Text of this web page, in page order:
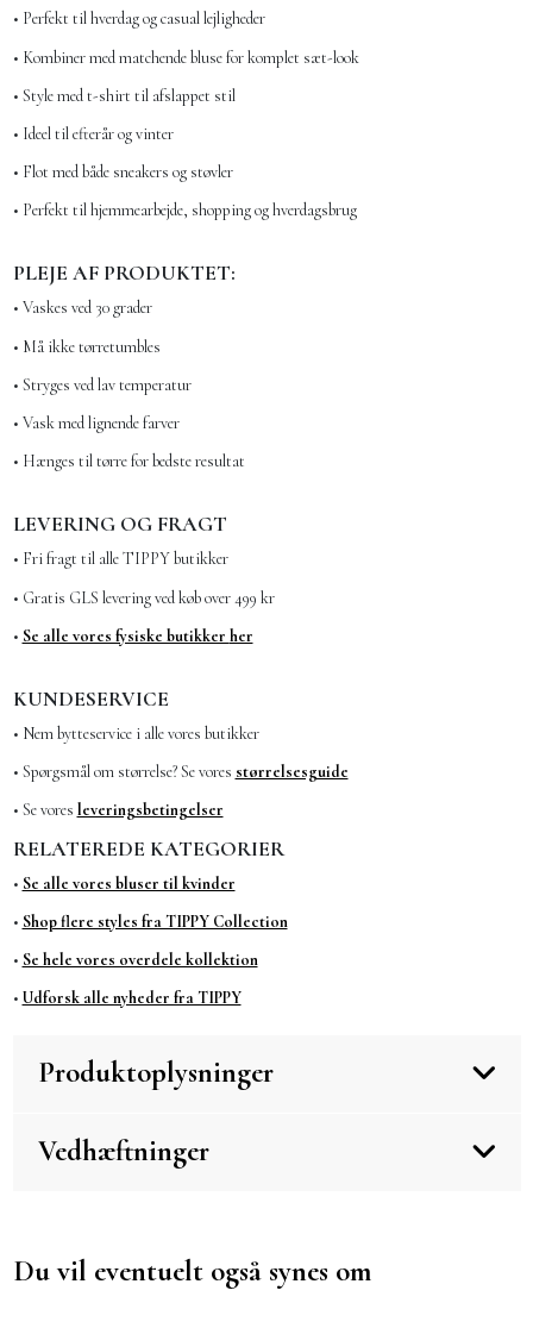
• Perfekt til hverdag og casual lejligheder
• Kombiner med matchende bluse for komplet sæt-look
• Style med t-shirt til afslappet stil
• Ideel til efterår og vinter
• Flot med både sneakers og støvler
• Perfekt til hjemmearbejde, shopping og hverdagsbrug
PLEJE AF PRODUKTET:
• Vaskes ved 30 grader
• Må ikke tørretumbles
• Stryges ved lav temperatur
• Vask med lignende farver
• Hænges til tørre for bedste resultat
LEVERING OG FRAGT
• Fri fragt til alle TIPPY butikker
• Gratis GLS levering ved køb over 499 kr
• Se alle vores fysiske butikker her
KUNDESERVICE
• Nem bytteservice i alle vores butikker
• Spørgsmål om størrelse? Se vores størrelsesguide
• Se vores leveringsbetingelser
RELATEREDE KATEGORIER
• Se alle vores bluser til kvinder
• Shop flere styles fra TIPPY Collection
• Se hele vores overdele kollektion
• Udforsk alle nyheder fra TIPPY
Produktoplysninger
Vedhæftninger
Du vil eventuelt også synes om